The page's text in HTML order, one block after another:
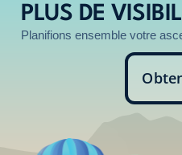
PLUS DE
Planifions ensemble votre